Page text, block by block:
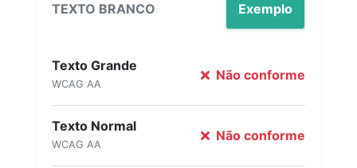
TEXTO BRANCO Exemplo
Texto Grande
WCAG AA
Não conforme
Texto Normal
WCAG AA
Não conforme